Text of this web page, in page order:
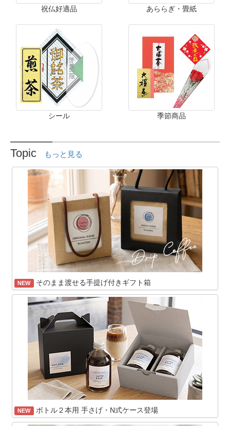
祝仏好適品 あららぎ・畳紙
シール 季節商品
Topic もっと見る
NEW そのまま渡せる手提げ付きギフト箱
NEW ボトル２本用 手さげ・N式ケース登場